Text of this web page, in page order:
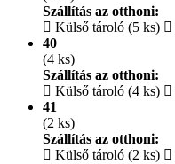
Szállítás az otthoni:
Külső tároló (5 ks)
40
(4 ks)
Szállítás az otthoni:
Külső tároló (4 ks)
41
(2 ks)
Szállítás az otthoni:
Külső tároló (2 ks)